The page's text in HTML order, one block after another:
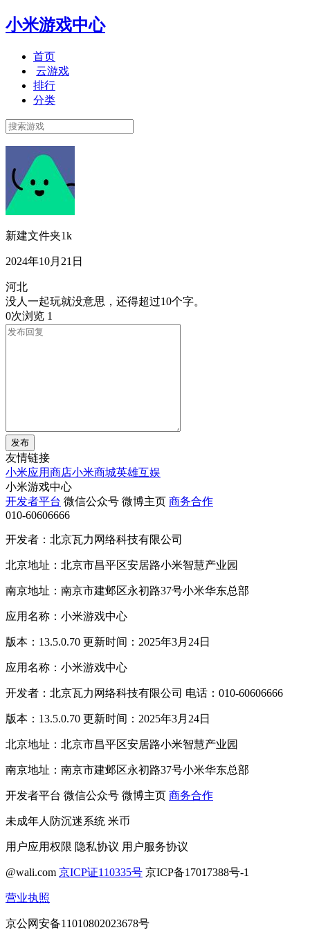
小米游戏中心
首页
云游戏
排行
分类
新建文件夹1k
2024年10月21日
河北
没人一起玩就没意思，还得超过10个字。
0次浏览 1
发布
友情链接
小米应用商店小米商城英雄互娱
小米游戏中心
开发者平台 微信公众号 微博主页 商务合作
010-60606666
开发者：北京瓦力网络科技有限公司
北京地址：北京市昌平区安居路小米智慧产业园
南京地址：南京市建邺区永初路37号小米华东总部
应用名称：小米游戏中心
版本：13.5.0.70 更新时间：2025年3月24日
应用名称：小米游戏中心
开发者：北京瓦力网络科技有限公司 电话：010-60606666
版本：13.5.0.70 更新时间：2025年3月24日
北京地址：北京市昌平区安居路小米智慧产业园
南京地址：南京市建邺区永初路37号小米华东总部
开发者平台 微信公众号 微博主页 商务合作
未成年人防沉迷系统 米币
用户应用权限 隐私协议 用户服务协议
@wali.com 京ICP证110335号 京ICP备17017388号-1
营业执照
京公网安备11010802023678号